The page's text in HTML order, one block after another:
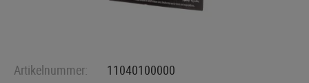
Artikelnummer:
11040100000